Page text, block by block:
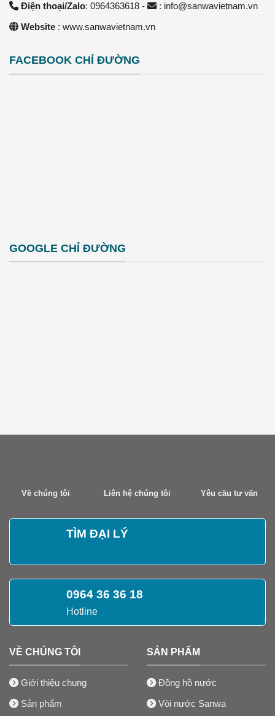
Điện thoại/Zalo: 0964363618 -
: info@sanwavietnam.vn
Website : www.sanwavietnam.vn
FACEBOOK CHỈ ĐƯỜNG
GOOGLE CHỈ ĐƯỜNG
Về chúng tôi Liên hệ chúng tôi Yêu cầu tư vấn
TÌM ĐẠI LÝ
0964 36 36 18
Hotline
VỀ CHÚNG TÔI
Giới thiệu chung
Sản phẩm
SẢN PHẨM
Đồng hồ nước
Vòi nước Sanwa